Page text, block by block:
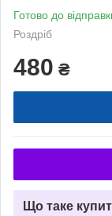
Готово до
Роздріб
480 ₴
Що таке